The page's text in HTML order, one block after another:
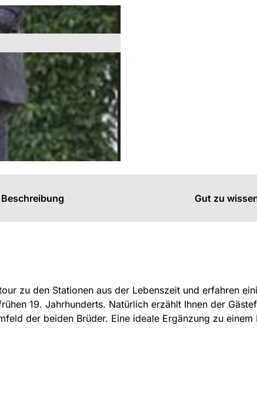
Beschreibung Gut zu
zu den Stationen aus der Lebenszeit und erfahren
19. Jahrhunderts. Natürlich erzählt Ihnen der
der beiden Brüder. Eine ideale Ergänzung zu einem